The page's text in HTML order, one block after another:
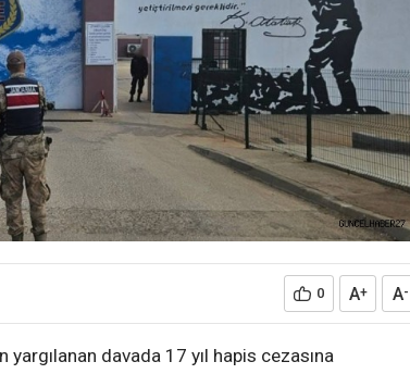
0 A+ A-
yargılanan davada 17 yıl hapis cezasına